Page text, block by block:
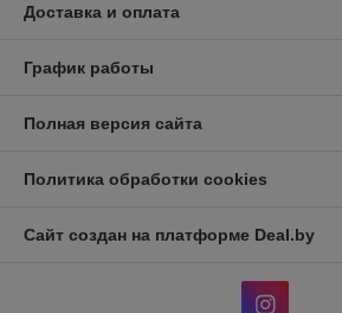
Доставка и оплата
График работы
Полная версия сайта
Политика обработки cookies
Сайт создан на платформе Deal.by